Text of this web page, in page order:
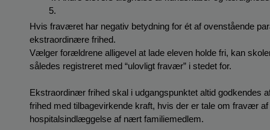
Hvis fraværet har negativ betydning for ét af ovenstående
ekstraordinære frihed.
Vælger forældrene alligevel at lade eleven holde fri, kan
således registreret med “ulovligt fravær” i stedet for.
Ekstraordinær frihed skal i udgangspunktet altid godkendes
frihed med tilbagevirkende kraft, hvis der er tale om fravær
hospitalsindlæggelse af nært familiemedlem.